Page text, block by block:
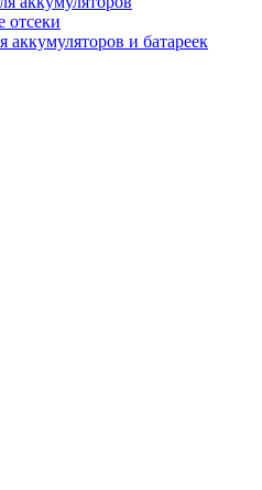
отсеки
аккумуляторов и батареек